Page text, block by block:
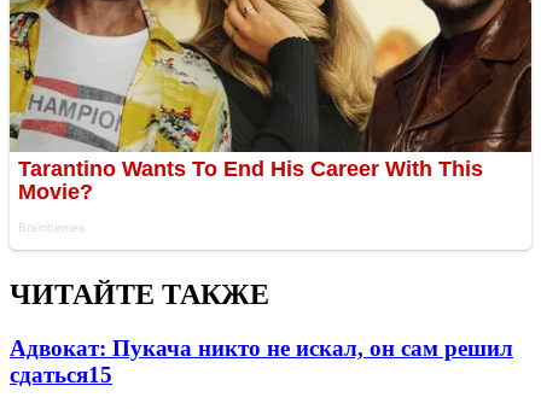
ЧИТАЙТЕ ТАКЖЕ
Адвокат: Пукача никто не искал, он сам решил
сдаться15